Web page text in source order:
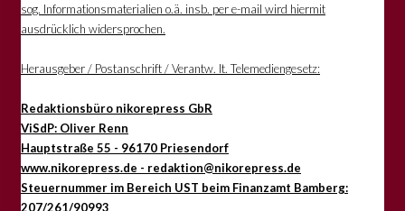
sog. Informationsmaterialien o.ä. insb. per e-mail wird hiermit
ausdrücklich widersprochen.
Herausgeber / Postanschrift / Verantw. lt. Telemediengesetz:
Redaktionsbüro nikorepress GbR
ViSdP: Oliver Renn
Hauptstraße 55 - 96170 Priesendorf
www.nikorepress.de - redaktion@nikorepress.de
Steuernummer im Bereich UST beim Finanzamt Bamberg:
207/261/90993